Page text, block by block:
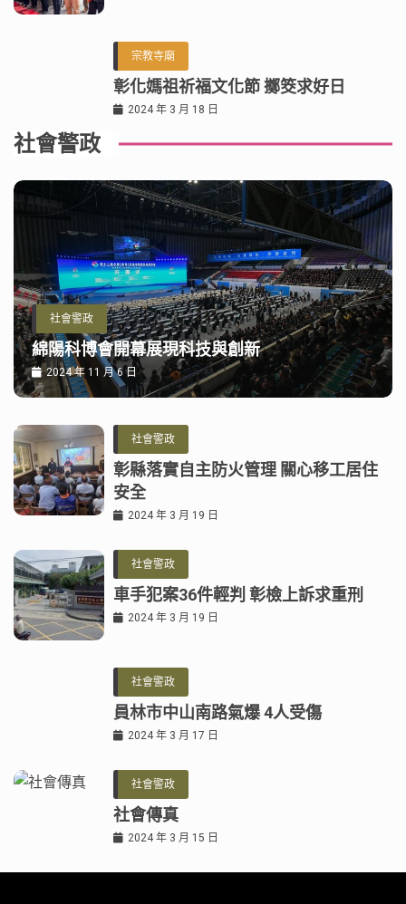
宗教寺廟
彰化媽祖祈福文化節 擲筊求好日
2024 年 3 月 18 日
社會警政
社會警政
綿陽科博會開幕展現科技與創新
2024 年 11 月 6 日
社會警政
彰縣落實自主防火管理 關心移工居住
安全
2024 年 3 月 19 日
社會警政
車手犯案36件輕判 彰檢上訴求重刑
2024 年 3 月 19 日
社會警政
員林市中山南路氣爆 4人受傷
2024 年 3 月 17 日
社會警政
社會傳真
2024 年 3 月 15 日